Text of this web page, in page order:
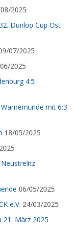
2025
Dunlop Cup Ost
07/2025
2025
4:5
mit 6:3
18/05/2025
06/05/2025
e.V. 24/03/2025
21. März 2025